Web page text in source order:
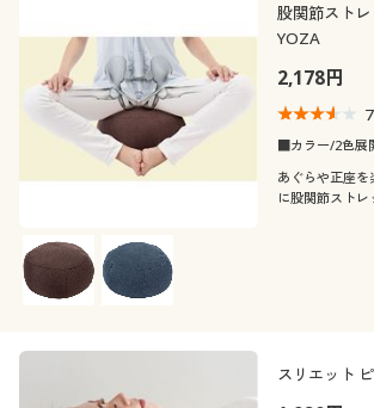
股関節スト
YOZA
2,178円
7
■カラー/2色展
あぐらや正座
に股関節ストレ
スリエット